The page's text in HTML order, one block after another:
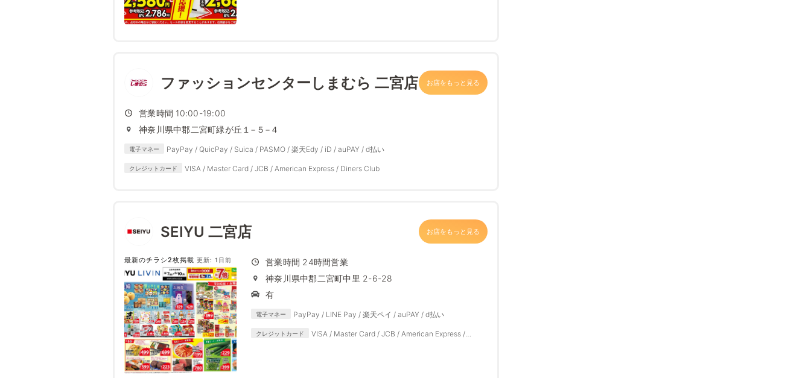
ファッションセンターしまむら 二宮店 お店をもっと見る
営業時間 10:00-19:00
神奈川県中郡二宮町緑が丘１−５−４
電子マネー PayPay / QuicPay / Suica / PASMO / 楽天Edy / iD / auPAY / d払い
クレジットカード VISA / Master Card / JCB / American Express / Diners Club
SEIYU 二宮店 お店をもっと見る
最新のチラシ2枚掲載 更新: 1日前
営業時間 24時間営業
神奈川県中郡二宮町中里 2-6-28
有
電子マネー PayPay / LINE Pay / 楽天ペイ / auPAY / d払い
クレジットカード
VISA / Master Card / JCB / American Express /